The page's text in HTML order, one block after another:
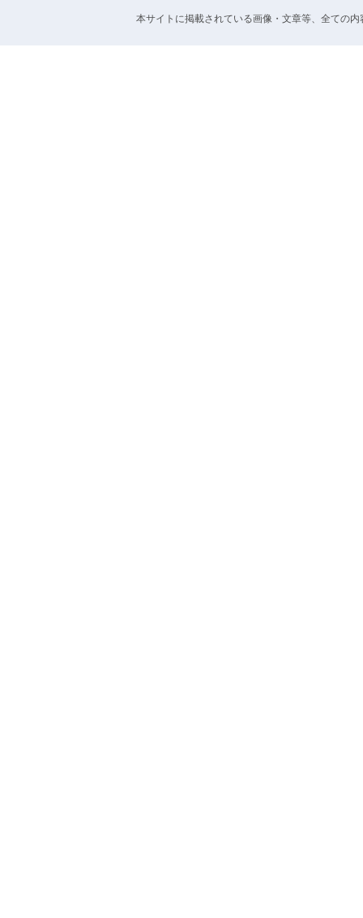
本サイトに掲載されている画像・文章等、全ての